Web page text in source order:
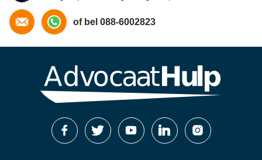
of bel 088-6002823